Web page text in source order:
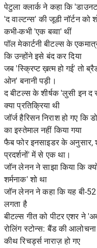
पेटुला क्लार्क ने कहा कि
'द वाल्टन्स' की जूडी नॉर्टन
कभी-कभी 'एक बव्वा' थीं
पॉल मेकार्टनी बीटल्स के
कि उन्होंने इसे बंद कर दिया
जब 'स्क्रिप्ट ख़त्म हो गई' तो
ओन' बनानी पड़ी।
द बीटल्स के शीर्षक 'लुसी इन द
क्या प्रतिक्रिया थी
जॉर्ज हैरिसन निराश हो गए कि
का इस्तेमाल नहीं किया गया
फैब फोर इनसाइडर के अनुसार,
प्रदर्शनों' में से एक था।
जॉन लेनन ने साझा किया कि
शर्मनाक' शो था
जॉन लेनन ने कहा कि यह बी-
लगता है
बीटल्स गीत को पीटर एशर ने
रोलिंग स्टोन्स: बैंड की
कीथ रिचर्ड्स नाराज़ हो गए